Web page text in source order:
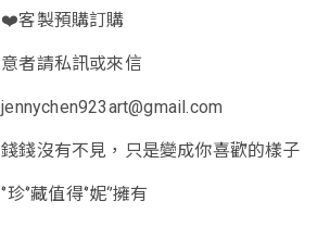
❤️客製預購訂購
意者請私訊或來信
jennychen923art@gmail.com
錢錢沒有不見，只是變成你喜歡的樣子
‘’珍‘’藏值得‘’妮‘’擁有